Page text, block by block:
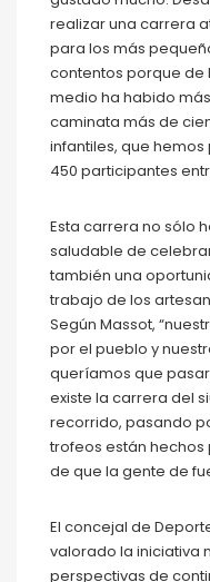
realizar una carrera
para los más
contentos porque de
medio ha habido
caminata más de
infantiles, que
450 participantes
Esta carrera no sólo
saludable de
también una
trabajo de los
Según Massot,
por el pueblo y
queríamos que
existe la carrera del
recorrido, pasando
trofeos están hechos
de que la gente de
El concejal de
valorado la iniciativa
perspectivas de